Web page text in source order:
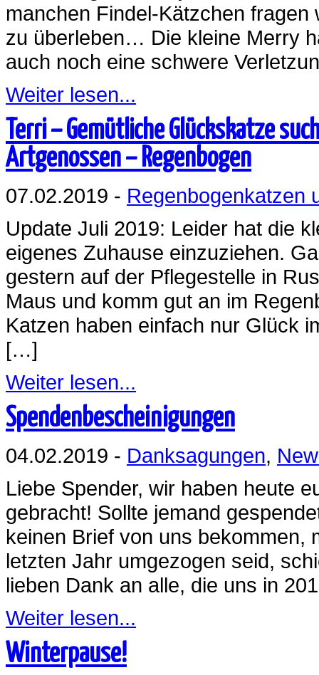
manchen Findel-Kätzchen
zu überleben… Die kleine Merry
auch noch eine schwere
Weiter lesen...
Terri – Gemütliche Glückskatze
Artgenossen – Regenbogen
07.02.2019 - Regenbogenkatzen
Update Juli 2019: Leider hat die
eigenes Zuhause einzuziehen.
gestern auf der Pflegestelle in
Maus und komm gut an im
Katzen haben einfach nur Glück
[…]
Weiter lesen...
Spendenbescheinigungen
04.02.2019 - Danksagungen,
Liebe Spender, wir haben heute
gebracht! Sollte jemand
keinen Brief von uns bekommen,
letzten Jahr umgezogen seid,
lieben Dank an alle, die uns in
Weiter lesen...
Winterpause!